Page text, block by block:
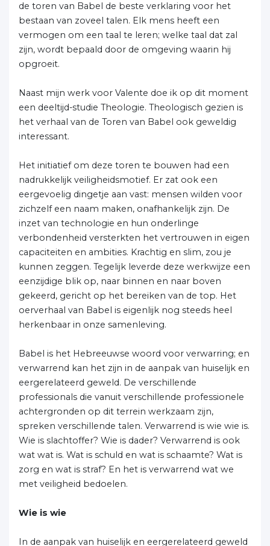
de toren van Babel de beste verklaring voor het
bestaan van zoveel talen. Elk mens heeft een
vermogen om een taal te leren; welke taal dat zal
zijn, wordt bepaald door de omgeving waarin hij
opgroeit.
Naast mijn werk voor Valente doe ik op dit moment
een deeltijd-studie Theologie. Theologisch gezien is
het verhaal van de Toren van Babel ook geweldig
interessant.
Het initiatief om deze toren te bouwen had een
nadrukkelijk veiligheidsmotief. Er zat ook een
eergevoelig dingetje aan vast: mensen wilden voor
zichzelf een naam maken, onafhankelijk zijn. De
inzet van technologie en hun onderlinge
verbondenheid versterkten het vertrouwen in eigen
capaciteiten en ambities. Krachtig en slim, zou je
kunnen zeggen. Tegelijk leverde deze werkwijze een
eenzijdige blik op, naar binnen en naar boven
gekeerd, gericht op het bereiken van de top. Het
oerverhaal van Babel is eigenlijk nog steeds heel
herkenbaar in onze samenleving.
Babel is het Hebreeuwse woord voor verwarring; en
verwarrend kan het zijn in de aanpak van huiselijk en
eergerelateerd geweld. De verschillende
professionals die vanuit verschillende professionele
achtergronden op dit terrein werkzaam zijn,
spreken verschillende talen. Verwarrend is wie wie is.
Wie is slachtoffer? Wie is dader? Verwarrend is ook
wat wat is. Wat is schuld en wat is schaamte? Wat is
zorg en wat is straf? En het is verwarrend wat we
met veiligheid bedoelen.
Wie is wie
In de aanpak van huiselijk en eergerelateerd geweld